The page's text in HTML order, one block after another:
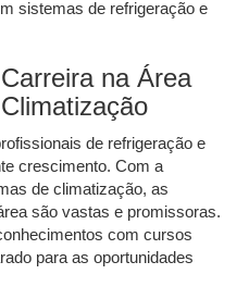
sistemas de refrigeração e
na Área
de refrigeração e
crescimento. Com a
de climatização, as
são vastas e promissoras.
com cursos
para as oportunidades